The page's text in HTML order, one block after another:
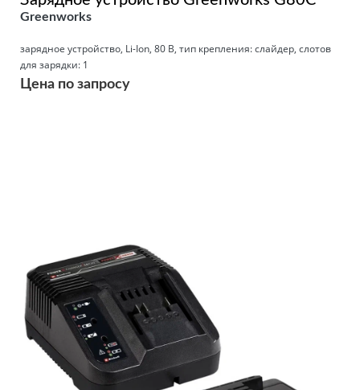
Greenworks
зарядное устройство, Li-Ion, 80 В, тип крепления: слайдер, слотов
для зарядки: 1
Цена по запросу